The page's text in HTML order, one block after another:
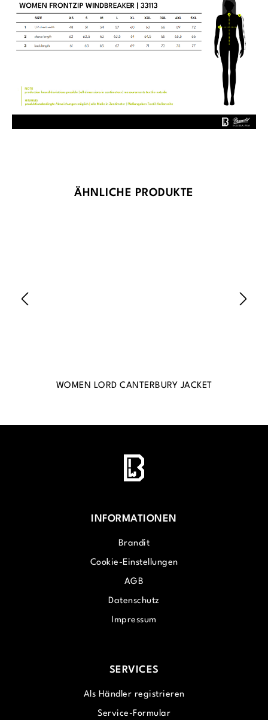
Produktgalerie überspringen
ÄHNLICHE PRODUKTE
WOMEN LORD CANTERBURY JACKET
INFORMATIONEN
Brandit
Cookie-Einstellungen
AGB
Datenschutz
Impressum
SERVICES
Als Händler registrieren
Service-Formular